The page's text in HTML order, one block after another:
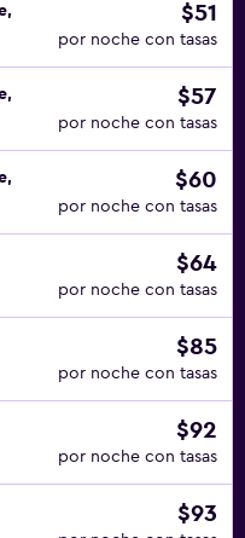
$51
por noche con tasas
$57
por noche con tasas
$60
por noche con tasas
$64
por noche con tasas
$85
por noche con tasas
$92
por noche con tasas
$93